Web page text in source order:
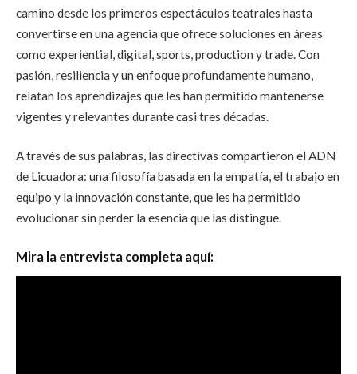
camino desde los primeros espectáculos teatrales hasta
convertirse en una agencia que ofrece soluciones en áreas
como experiential, digital, sports, production y trade. Con
pasión, resiliencia y un enfoque profundamente humano,
relatan los aprendizajes que les han permitido mantenerse
vigentes y relevantes durante casi tres décadas.
A través de sus palabras, las directivas compartieron el ADN
de Licuadora: una filosofía basada en la empatía, el trabajo en
equipo y la innovación constante, que les ha permitido
evolucionar sin perder la esencia que las distingue.
Mira la entrevista completa aquí: